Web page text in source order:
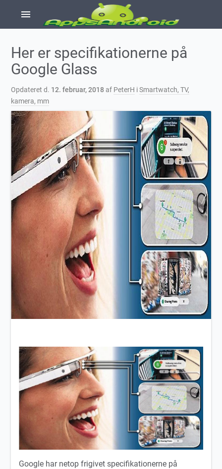
menu
Her er specifikationerne på
Google Glass
Opdateret d. 12. februar, 2018 af PeterH iSmartwatch, TV,
kamera, mm
Google har netop frigivet specifikationerne på